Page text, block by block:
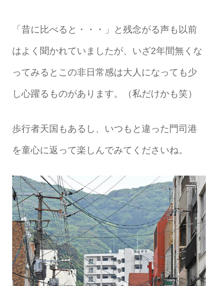
「昔に比べると・・・」と残念がる声も以前
はよく聞かれていましたが、いざ2年間無くな
ってみるとこの非日常感は大人になっても少
し心躍るものがあります。（私だけかも笑）
歩行者天国もあるし、いつもと違った門司港
を童心に返って楽しんでみてくださいね。